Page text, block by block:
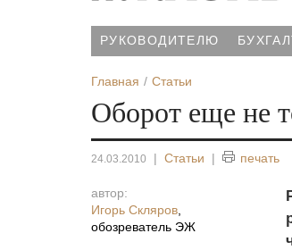
РУКОВОДИТЕЛЮ
Главная Статьи
Оборот еще не
24.03.2010 | Статьи | печать
автор:
Игорь Скляров
обозреватель ЭЖ